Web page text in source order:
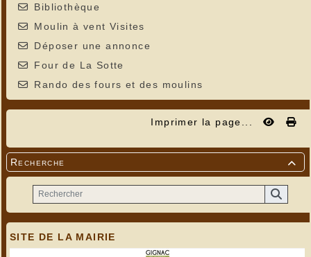
Bibliothèque
Moulin à vent Visites
Déposer une annonce
Four de La Sotte
Rando des fours et des moulins
Imprimer la page...

Recherche
SITE DE LA MAIRIE